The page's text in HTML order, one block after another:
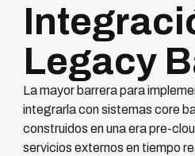
Legacy
La mayor barrera para
integrarla con sistemas core
construidos en una era pre-
servicios externos en tiempo